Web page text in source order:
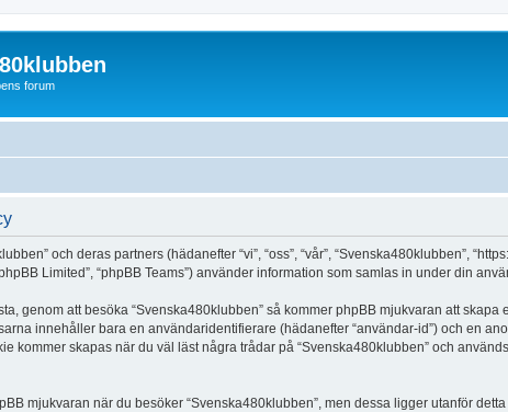
forum
och deras partners (hädanefter “vi”, “oss”, “vår”, “Svenska480klubben”,
Limited”, “phpBB Teams”) använder information som samlas in under din
genom att besöka “Svenska480klubben” så kommer phpBB mjukvaran att
innehåller bara en användaridentifierare (hädanefter “användar-id”) och en
kommer skapas när du väl läst några trådar på “Svenska480klubben” och
mjukvaran när du besöker “Svenska480klubben”, men dessa ligger utanför